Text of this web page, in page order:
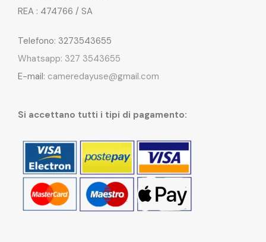
REA : 474766 / SA
Telefono: 3273543655
Whatsapp: 327 3543655
E-mail: cameredayuse@gmail.com
Si accettano tutti i tipi di pagamento: